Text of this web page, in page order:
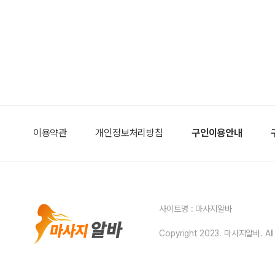
이용약관 개인정보처리방침 구인이용안내
사이트명 : 마사지알바
Copyright 2023. 마사지알바.